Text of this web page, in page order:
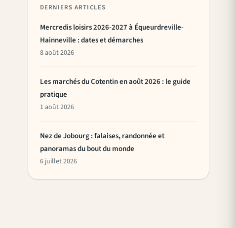
DERNIERS ARTICLES
Mercredis loisirs 2026-2027 à Équeurdreville-
Hainneville : dates et démarches
8 août 2026
Les marchés du Cotentin en août 2026 : le guide
pratique
1 août 2026
Nez de Jobourg : falaises, randonnée et
panoramas du bout du monde
6 juillet 2026